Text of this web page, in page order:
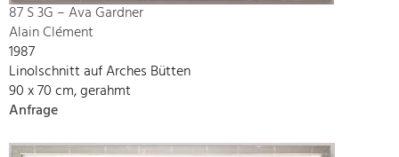
87 S 3G – Ava Gardner
Alain Clément
1987
Linolschnitt auf Arches Bütten
90 x 70 cm, gerahmt
Anfrage